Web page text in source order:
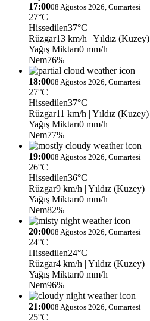
17:0008 Ağustos 2026, Cumartesi
27°C
Hissedilen37°C
Rüzgar13 km/h | Yıldız (Kuzey)
Yağış Miktarı0 mm/h
Nem76%
18:0008 Ağustos 2026, Cumartesi
27°C
Hissedilen37°C
Rüzgar11 km/h | Yıldız (Kuzey)
Yağış Miktarı0 mm/h
Nem77%
19:0008 Ağustos 2026, Cumartesi
26°C
Hissedilen36°C
Rüzgar9 km/h | Yıldız (Kuzey)
Yağış Miktarı0 mm/h
Nem82%
20:0008 Ağustos 2026, Cumartesi
24°C
Hissedilen24°C
Rüzgar4 km/h | Yıldız (Kuzey)
Yağış Miktarı0 mm/h
Nem96%
21:0008 Ağustos 2026, Cumartesi
25°C